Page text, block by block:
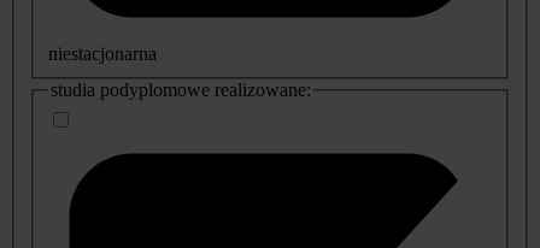
niestacjonarna
studia podyplomowe realizowane: